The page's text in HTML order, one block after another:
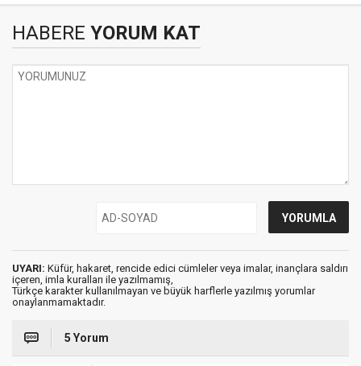
HABERE YORUM KAT
UYARI: Küfür, hakaret, rencide edici cümleler veya imalar, inançlara saldırı
içeren, imla kuralları ile yazılmamış,
Türkçe karakter kullanılmayan ve büyük harflerle yazılmış yorumlar
onaylanmamaktadır.
5 Yorum